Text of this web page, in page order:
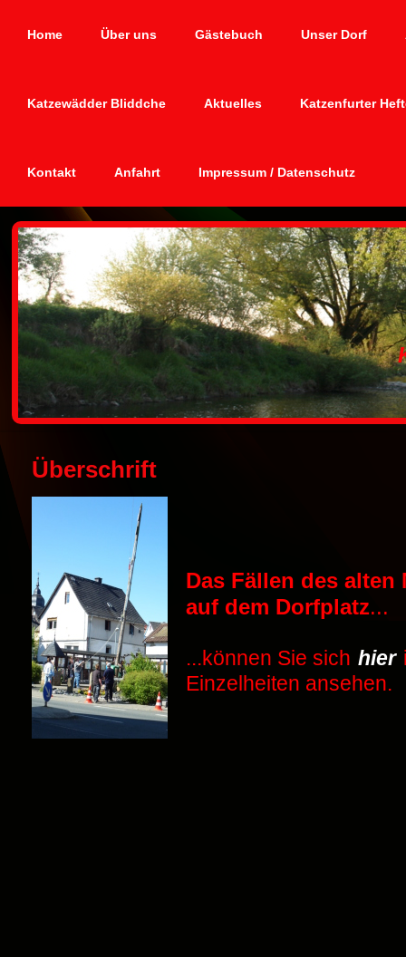
Home Über uns Gästebuch Unser Dorf
Katzewädder Bliddche Aktuelles Katzenfurter
Kontakt Anfahrt Impressum / Datenschutz
Überschrift
Das Fällen des alten
auf dem Dorfplatz...
...können Sie sich hier
Einzelheiten ansehen.